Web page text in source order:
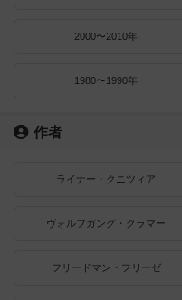
2000〜2010年
1980〜1990年
作者
ライナー・クニツィア
ヴォルフガング・クラマー
フリードマン・フリーゼ